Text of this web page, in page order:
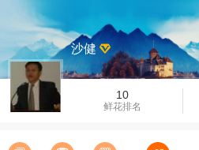
10
鲜花排名
沙健